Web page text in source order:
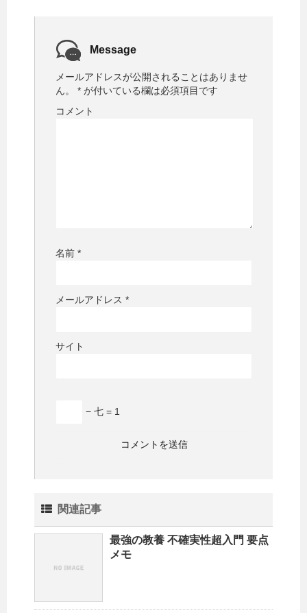
Message
メールアドレスが公開されることはありませ
ん。
* が付いている欄は必須項目です
コメント
名前 *
メールアドレス *
サイト
− 七 = 1
関連記事
最強の教養 不確実性超入門 要点
メモ